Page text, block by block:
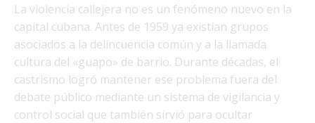
La violencia callejera no es un fenómeno nuevo en la
capital cubana. Antes de 1959 ya existían grupos
asociados a la delincuencia común y a la llamada
cultura del «guapo» de barrio. Durante décadas, el
castrismo logró mantener ese problema fuera del
debate público mediante un sistema de vigilancia y
control social que también sirvió para ocultar